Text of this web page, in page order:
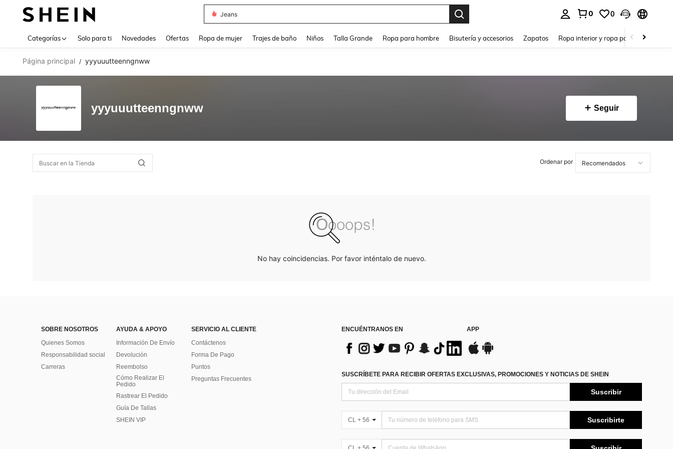
Jeans
0 0
Categorías Solo para ti Novedades Ofertas Ropa de mujer Trajes de baño Niños Talla Grande Ropa para hombre Bisutería y accesorios Zapatos Ropa interior y ropa para dormir
Página principal / yyyuuutteenngnww
yyyuuutteenngnww Seguir
Ordenar por
No hay coincidencias. Por favor inténtalo de nuevo.
SOBRE NOSOTROS
Quienes Somos
Responsabilidad social
Carreras
AYUDA & APOYO
Información De Envío
Devolución
Reembolso
Cómo Realizar El
Pedido
Rastrear El Pedido
Guía De Tallas
SHEIN VIP
SERVICIO AL CLIENTE
Contáctenos
Forma De Pago
Puntos
Preguntas Frecuentes
ENCUÉNTRANOS EN APP
SUSCRÍBETE PARA RECIBIR OFERTAS EXCLUSIVAS, PROMOCIONES Y NOTICIAS DE SHEIN
Suscribir
CL + 56 Suscribirte